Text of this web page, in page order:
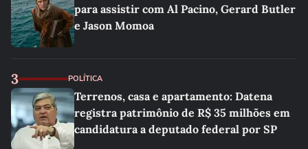
para assistir com Al Pacino, Gerard Butler
e Jason Momoa
3 POLÍTICA
Terrenos, casa e apartamento: Datena
registra patrimônio de R$ 35 milhões em
candidatura a deputado federal por SP